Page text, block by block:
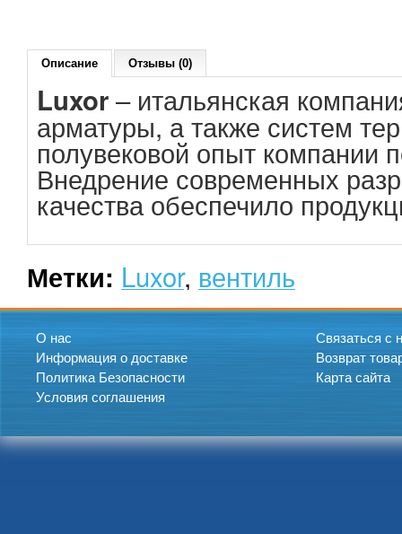
Описание Отзывы (0)
Luxor– итальянская
арматуры, а также систем
полувековой опыт компании
Внедрение современных
качества обеспечило
Метки: Luxor, вентиль
О нас
Информация о доставке
Политика Безопасности
Условия соглашения
Связаться с
Возврат
Карта сайта